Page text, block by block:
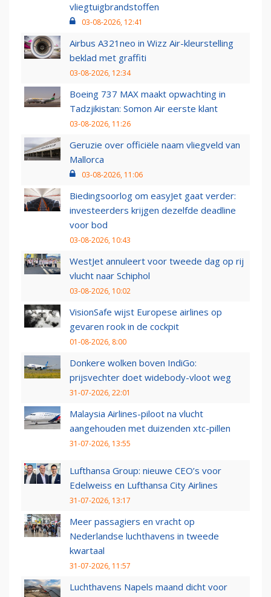
vliegtuigbrandstoffen
03-08-2026, 12:41
Airbus A321neo in Wizz Air-kleurstelling
beklad met graffiti
03-08-2026, 12:34
Boeing 737 MAX maakt opwachting in
Tadzjikistan: Somon Air eerste klant
03-08-2026, 11:26
Geruzie over officiële naam vliegveld van
Mallorca
03-08-2026, 11:06
Biedingsoorlog om easyJet gaat verder:
investeerders krijgen dezelfde deadline
voor bod
03-08-2026, 10:43
WestJet annuleert voor tweede dag op rij
vlucht naar Schiphol
03-08-2026, 10:02
VisionSafe wijst Europese airlines op
gevaren rook in de cockpit
01-08-2026, 8:00
Donkere wolken boven IndiGo:
prijsvechter doet widebody-vloot weg
31-07-2026, 22:01
Malaysia Airlines-piloot na vlucht
aangehouden met duizenden xtc-pillen
31-07-2026, 13:55
Lufthansa Group: nieuwe CEO’s voor
Edelweiss en Lufthansa City Airlines
31-07-2026, 13:17
Meer passagiers en vracht op
Nederlandse luchthavens in tweede
kwartaal
31-07-2026, 11:57
Luchthavens Napels maand dicht voor